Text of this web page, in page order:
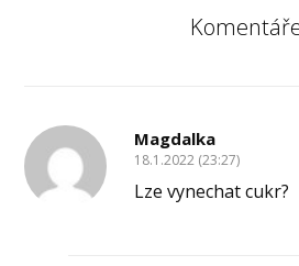
Magdalka
18.1.2022 (23:27)
Lze vynechat cukr?